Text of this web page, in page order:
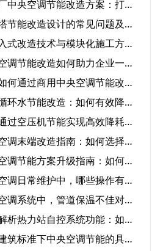
食品厂中央空调节能改造方案：打造绿色节能生产环境
冷却塔节能改造设计的常见问题及解决方案
非侵入式改造技术与模块化施工方案在中央空调节能改造中的协同应用‌
工业空调节能改造如何助力企业一年节省50%能源成本？
企业如何通过商用中央空调节能改造实现低碳运营？
工业循环水节能改造：如何有效降低成本并提高效率？
如何通过空压机节能实现高效降耗与节能？
商用空调末端改造指南：如何选择节能改造公司提升冷暖效率
中央空调节能方案升级指南：如何快速实现节能转型？
中央空调日常维护中，哪些操作有助于降低能耗？‌
中央空调系统中，管道保温不佳对能耗的影响程度有多大？‌
全面解析热力站自控系统功能：如何优化供暖效率？‌
绿色建筑标准下中央空调节能的具体要求‌